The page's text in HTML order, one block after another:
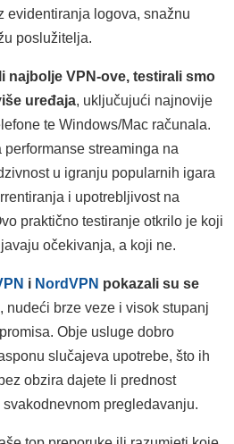
evidentiranja logova, snažnu
poslužitelja.
najbolje VPN-ove, testirali smo
uređaja, uključujući najnovije
te Windows/Mac računala.
streaminga na
u igranju popularnih igara
i upotrebljivost na
praktično testiranje otkrilo je koji
očekivanja, a koji ne.
i NordVPN pokazali su se
, nudeći brze veze i visok stupanj
Obje usluge dobro
slučajeva upotrebe, što ih
obzira dajete li prednost
pregledavanju.